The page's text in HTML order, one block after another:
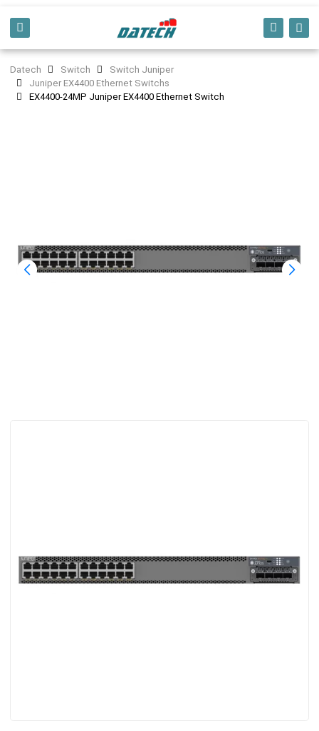
Datech Switch
Switch Juniper
Juniper EX4400 Ethernet Switchs
EX4400-24MP Juniper EX4400 Ethernet Switch